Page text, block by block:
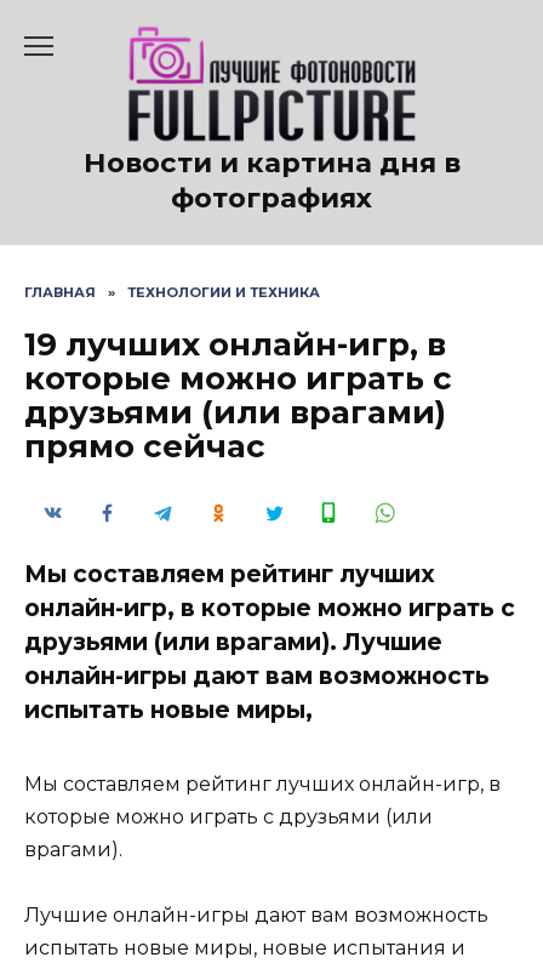
содержанию
Новости и картина дня в
фотографиях
ГЛАВНАЯ » ТЕХНОЛОГИИ И ТЕХНИКА
19 лучших онлайн-игр, в
которые можно играть с
друзьями (или врагами)
прямо сейчас
Мы составляем рейтинг лучших
онлайн-игр, в которые можно играть с
друзьями (или врагами). Лучшие
онлайн-игры дают вам возможность
испытать новые миры,
Мы составляем рейтинг лучших онлайн-игр, в
которые можно играть с друзьями (или
врагами).
Лучшие онлайн-игры дают вам возможность
испытать новые миры, новые испытания и